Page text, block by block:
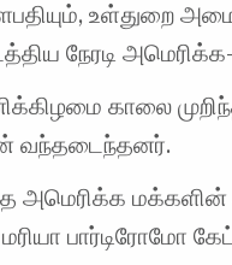
உள்துறை
நேரடி
காலை
வந்தடைந்தனர்.
அமெரிக்க
பார்டிரோமோ